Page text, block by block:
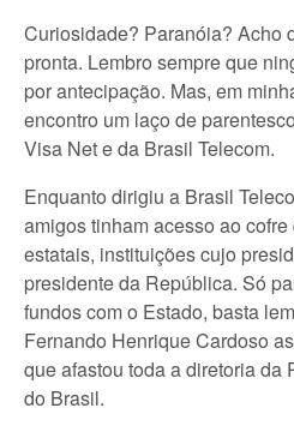
Curiosidade? Paranóia? Acho
pronta. Lembro sempre que
por antecipação. Mas, em
encontro um laço de
Visa Net e da Brasil Telecom.
Enquanto dirigiu a Brasil
amigos tinham acesso ao
estatais, instituições cujo
presidente da República. Só
fundos com o Estado, basta
Fernando Henrique Cardoso
que afastou toda a diretoria da
do Brasil.